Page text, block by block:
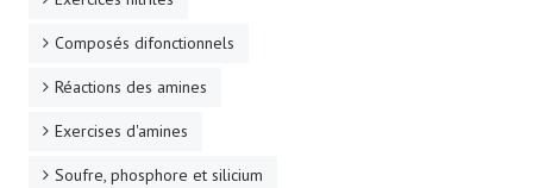
Composés difonctionnels
Réactions des amines
Exercises d'amines
Soufre, phosphore et silicium